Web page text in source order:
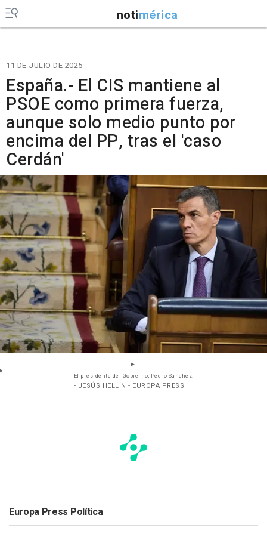
notimérica
11 DE JULIO DE 2025
España.- El CIS mantiene al
PSOE como primera fuerza,
aunque solo medio punto por
encima del PP, tras el 'caso
Cerdán'
El presidente del Gobierno, Pedro Sánchez.
- JESÚS HELLÍN - EUROPA PRESS
Europa Press Política